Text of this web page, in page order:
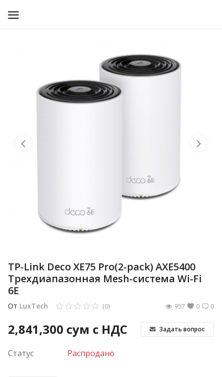
ДЛЯ БИЗНЕСА
Регистрация
TP-Link Deco XE75 Pro(2-pack) AXE5400
Трехдиапазонная Mesh-система Wi-Fi
6E
От LuxTech 0
(0) 0
957
2,841,300 сум с НДС Задать вопрос
Статус Распродано